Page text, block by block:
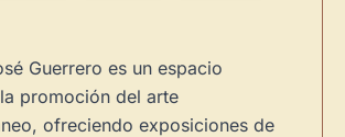
Guerrero es un espacio
promoción del arte
ofreciendo exposiciones de